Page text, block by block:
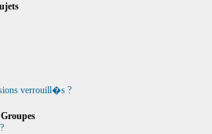
verrouill�s ?